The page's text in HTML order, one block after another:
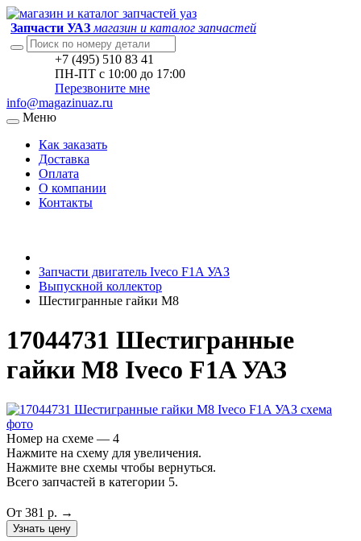
Запчасти УАЗ магазин и каталог запчастей
+7 (495) 510 83 41
ПН-ПТ с 10:00 до 17:00
Перезвоните мне
info@magazinuaz.ru
Меню
Как заказать
Доставка
Оплата
О компании
Контакты
Запчасти двигатель Iveco F1A УАЗ
Выпускной коллектор
Шестигранные гайки М8
17044731 Шестигранные
гайки М8 Iveco F1A УАЗ
Номер на схеме — 4
Нажмите на схему для увеличения.
Нажмите вне схемы чтобы вернуться.
Всего запчастей в категории 5.
От 381 р. →
Узнать цену